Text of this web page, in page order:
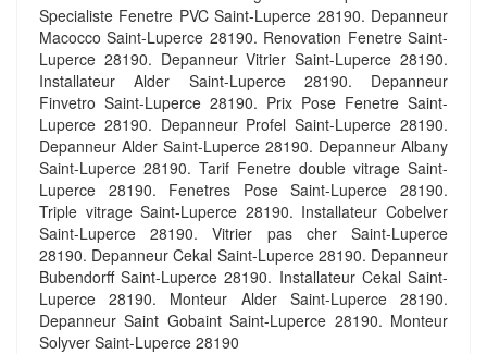
Specialiste Fenetre PVC Saint-Luperce 28190. Depanneur
Macocco Saint-Luperce 28190. Renovation Fenetre Saint-
Luperce 28190. Depanneur Vitrier Saint-Luperce 28190.
Installateur Alder Saint-Luperce 28190. Depanneur
Finvetro Saint-Luperce 28190. Prix Pose Fenetre Saint-
Luperce 28190. Depanneur Profel Saint-Luperce 28190.
Depanneur Alder Saint-Luperce 28190. Depanneur Albany
Saint-Luperce 28190. Tarif Fenetre double vitrage Saint-
Luperce 28190. Fenetres Pose Saint-Luperce 28190.
Triple vitrage Saint-Luperce 28190. Installateur Cobelver
Saint-Luperce 28190. Vitrier pas cher Saint-Luperce
28190. Depanneur Cekal Saint-Luperce 28190. Depanneur
Bubendorff Saint-Luperce 28190. Installateur Cekal Saint-
Luperce 28190. Monteur Alder Saint-Luperce 28190.
Depanneur Saint Gobaint Saint-Luperce 28190. Monteur
Solyver Saint-Luperce 28190